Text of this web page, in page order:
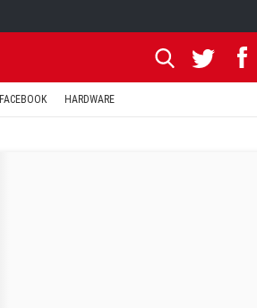
FACEBOOK HARDWARE